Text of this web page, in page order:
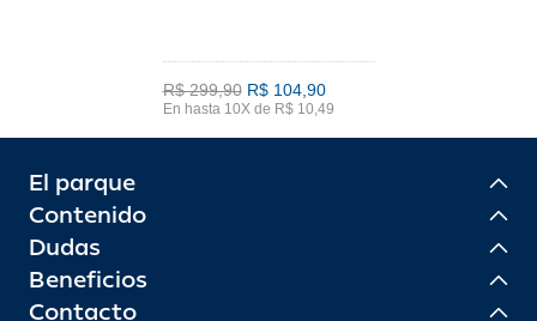
R$ 299,90 R$ 104,90
En hasta 10X de R$ 10,49
El parque
Contenido
Dudas
Beneficios
Contacto